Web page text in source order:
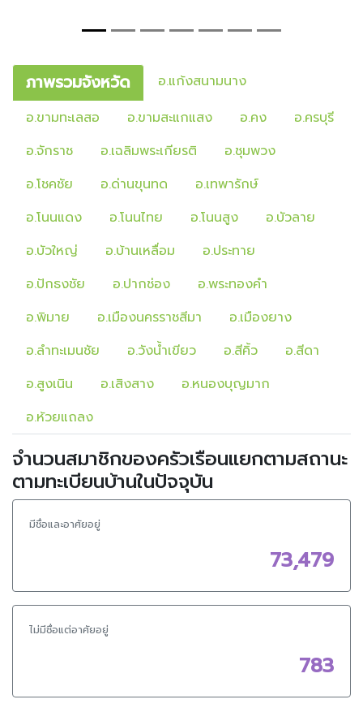
ภาพรวมจังหวัด
อ.แก้งสนามนาง
อ.ขามทะเลสอ
อ.ขามสะแกแสง อ.คง
อ.ครบุรี
อ.จักราช
อ.เฉลิมพระเกียรติ
อ.ชุมพวง
อ.โชคชัย
อ.ด่านขุนทด
อ.เทพารักษ์
อ.โนนแดง
อ.โนนไทย อ.โนนสูง
อ.บัวลาย
อ.บัวใหญ่
อ.บ้านเหลื่อม
อ.ประทาย
อ.ปักธงชัย
อ.ปากช่อง
อ.พระทองคำ
อ.พิมาย
อ.เมืองนครราชสีมา
อ.เมืองยาง
อ.ลำทะเมนชัย
อ.วังน้ำเขียว อ.สีคิ้ว
อ.สีดา
อ.สูงเนิน
อ.เสิงสาง
อ.หนองบุญมาก
อ.ห้วยแถลง
จำนวนสมาชิกของครัวเรือนแยกตามสถานะ
ตามทะเบียนบ้านในปัจจุบัน
มีชื่อและอาศัยอยู่
73,479
ไม่มีชื่อแต่อาศัยอยู่
783